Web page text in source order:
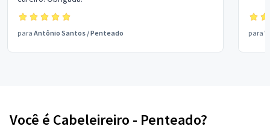
para Antônio Santos /Penteado para
Você é Cabeleireiro - Penteado?